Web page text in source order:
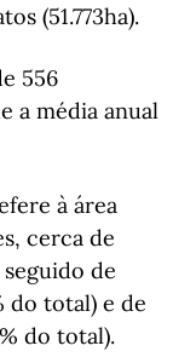
(51.773ha).
556
a média anual
à área
cerca de
de
do total) e de
do total).